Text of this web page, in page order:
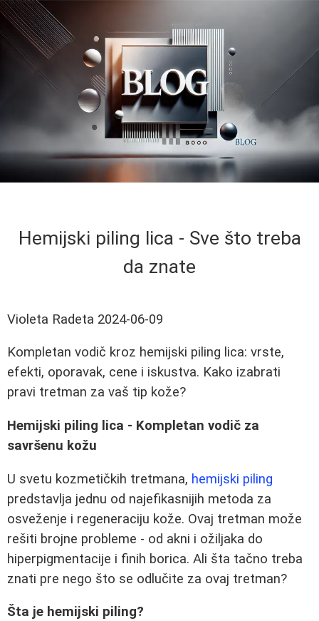
Hemijski piling lica - Sve što treba
da znate
Violeta Radeta 2024-06-09
Kompletan vodič kroz hemijski piling lica: vrste,
efekti, oporavak, cene i iskustva. Kako izabrati
pravi tretman za vaš tip kože?
Hemijski piling lica - Kompletan vodič za
savršenu kožu
U svetu kozmetičkih tretmana, hemijski piling
predstavlja jednu od najefikasnijih metoda za
osveženje i regeneraciju kože. Ovaj tretman može
rešiti brojne probleme - od akni i ožiljaka do
hiperpigmentacije i finih borica. Ali šta tačno treba
znati pre nego što se odlučite za ovaj tretman?
Šta je hemijski piling?